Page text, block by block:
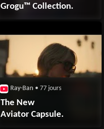
Grogu™ Collection.
Ray-Ban • 77 jours
The New
Aviator Capsule.